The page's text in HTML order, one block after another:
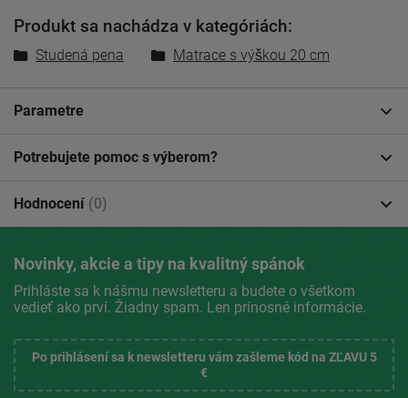
Produkt sa nachádza v kategóriách:
Studená pena Matrace s výškou 20 cm
Parametre
Potrebujete pomoc s výberom?
Hodnocení (0)
Novinky, akcie a tipy na kvalitný spánok
Prihláste sa k nášmu newsletteru a budete o všetkom
vedieť ako prví. Žiadny spam. Len prínosné informácie.
Po prihlásení sa k newsletteru vám zašleme kód na ZĽAVU 5
€